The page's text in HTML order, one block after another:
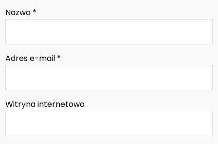
Nazwa *
Adres e-mail *
Witryna internetowa